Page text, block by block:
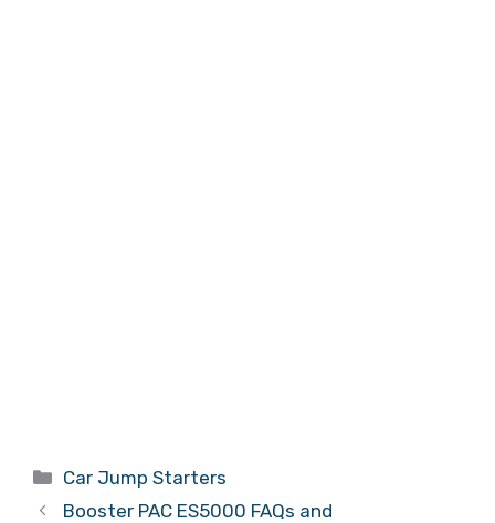
Categories
Car Jump Starters
Booster PAC ES5000 FAQs and